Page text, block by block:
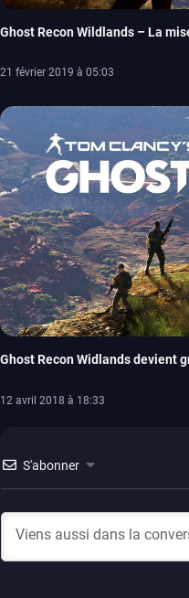
Ghost Recon Wildlands – La
21 février 2019 à 05:03
Ghost Recon Widlands devient
12 avril 2018 à 18:33
S'abonner